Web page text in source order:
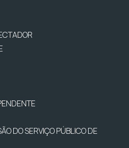
DO SERVIÇO PÚBLICO DE